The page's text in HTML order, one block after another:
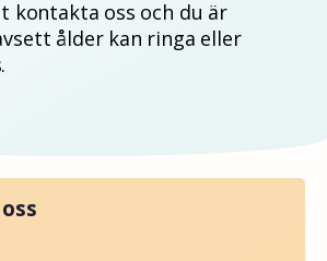
kontakta oss och du är
ålder kan ringa eller